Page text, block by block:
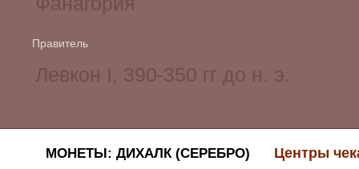
Правитель
МОНЕТЫ: ДИХАЛК (СЕРЕБРО) Центры